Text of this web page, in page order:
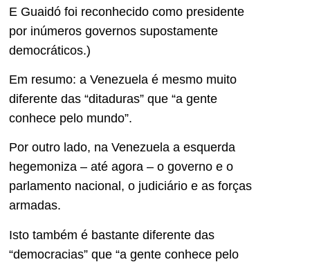
E Guaidó foi reconhecido como presidente
por inúmeros governos supostamente
democráticos.)
Em resumo: a Venezuela é mesmo muito
diferente das “ditaduras” que “a gente
conhece pelo mundo”.
Por outro lado, na Venezuela a esquerda
hegemoniza – até agora – o governo e o
parlamento nacional, o judiciário e as forças
armadas.
Isto também é bastante diferente das
“democracias” que “a gente conhece pelo